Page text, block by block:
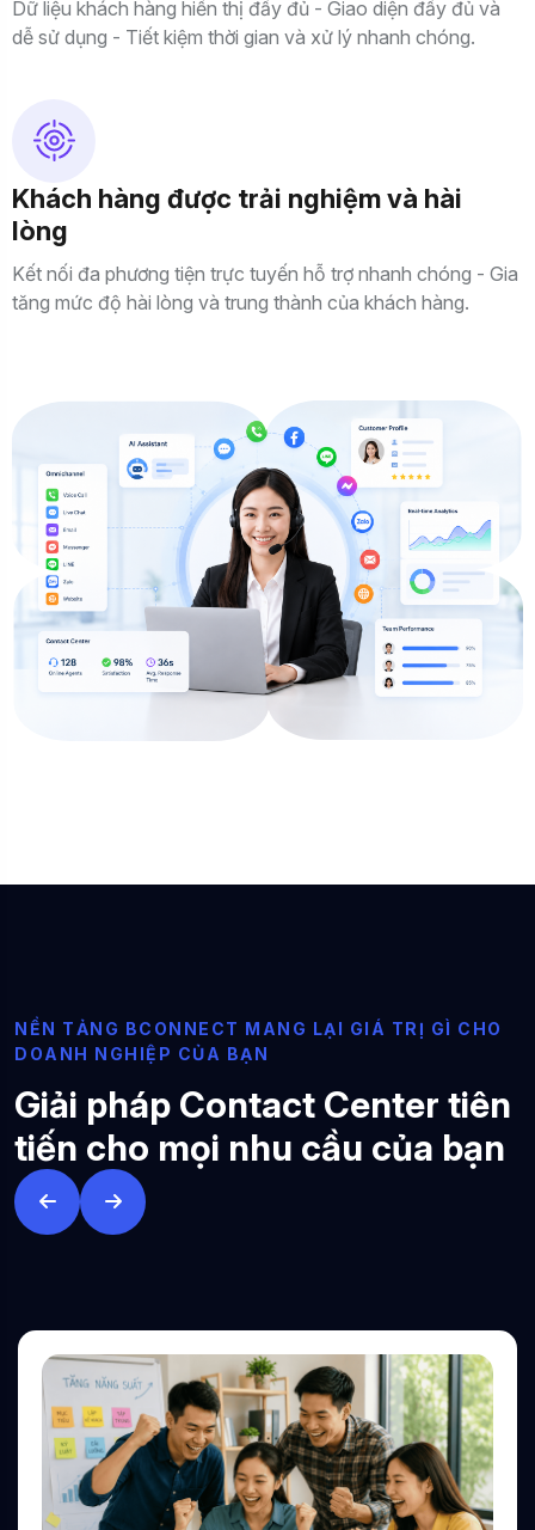
Dữ liệu khách hàng hiển thị đầy đủ - Giao diện đầy đủ và
dễ sử dụng - Tiết kiệm thời gian và xử lý nhanh chóng.
Khách hàng được trải nghiệm và hài
lòng
Kết nối đa phương tiện trực tuyến hỗ trợ nhanh chóng - Gia
tăng mức độ hài lòng và trung thành của khách hàng.
N ỀN TẢN G BC ON NE CT M AN G LẠI GI Á TR Ị GÌ C HO
D OA NH N GH IỆ P CỦA BẠN
Giải pháp Contact Center tiên
tiến cho mọi nhu cầu của bạn